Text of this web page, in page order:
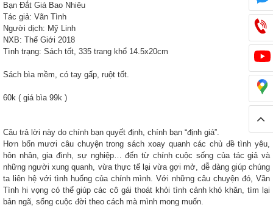
Bạn Đắt Giá Bao Nhiêu
Tác giả: Vãn Tình
Người dịch: Mỹ Linh
NXB: Thế Giới 2018
Tình trạng: Sách tốt, 335 trang khổ 14.5x20cm
​​​​Sách bìa mềm, có tay gấp, ruột tốt.
60k ( giá bìa 99k )
Câu trả lời này do chính bạn quyết định, chính bạn “định giá”.
Hơn bốn mươi câu chuyện trong sách xoay quanh các chủ đề tình yêu,
hôn nhân, gia đình, sự nghiệp… đến từ chính cuộc sống của tác giả và
những người xung quanh, vừa thực tế lại vừa gợi mở, dễ dàng giúp chúng
ta liên hệ với tình huống của chính mình. Với những câu chuyện đó, Vãn
Tình hi vọng có thể giúp các cô gái thoát khỏi tình cảnh khó khăn, tìm lại
bản ngã, sống cuộc đời theo cách mà mình mong muốn.